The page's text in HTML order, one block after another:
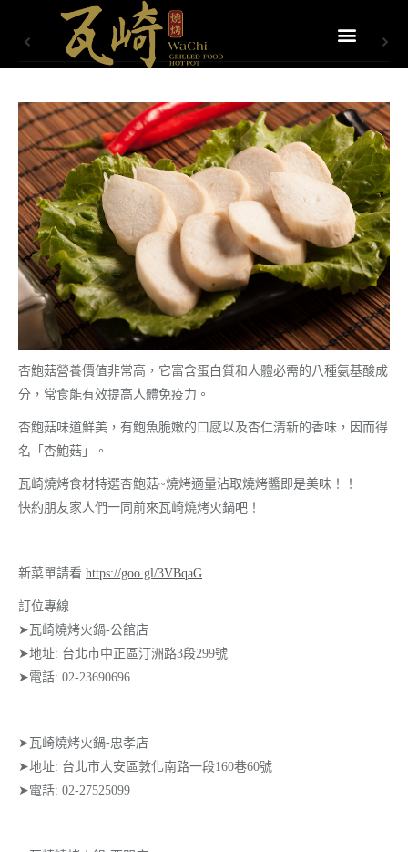
杏鮑菇營養價值非常高，它富含蛋白質和人體必需的八種氨基酸成
分，常食能有效提高人體免疫力。
杏鮑菇味道鮮美，有鮑魚脆嫩的口感以及杏仁清新的香味，因而得
名「杏鮑菇」。
瓦崎燒烤食材特選杏鮑菇~燒烤適量沾取燒烤醬即是美味！！
快約朋友家人們一同前來瓦崎燒烤火鍋吧！
新菜單請看 https://goo.gl/3VBqaG
訂位專線
➤瓦崎燒烤火鍋-公館店
➤地址: 台北市中正區汀洲路3段299號
➤電話: 02-23690696
➤瓦崎燒烤火鍋-忠孝店
➤地址: 台北市大安區敦化南路一段160巷60號
➤電話: 02-27525099